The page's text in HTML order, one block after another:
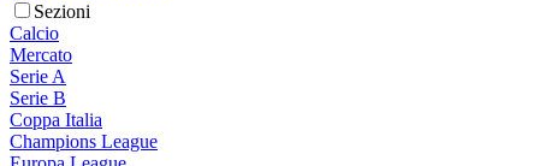
Sezioni
Calcio
Mercato
Serie A
Serie B
Coppa Italia
Champions League